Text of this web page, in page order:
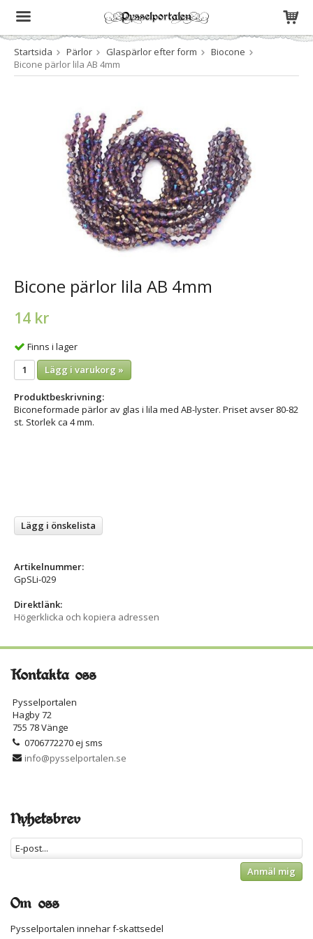
Produkten har blivit tillagd i varukorgen
Startsida Pärlor Glaspärlor efter form
Biocone
Bicone pärlor lila AB 4mm
Bicone pärlor lila AB 4mm
14 kr
Finns i lager
Lägg i varukorg »
Produktbeskrivning:
Biconeformade pärlor av glas i lila med AB-lyster. Priset avser 80-82
st. Storlek ca 4 mm.
Lägg i önskelista
Artikelnummer:
GpSLi-029
Direktlänk:
Högerklicka och kopiera adressen
Kontakta oss
Pysselportalen
Hagby 72
755 78 Vänge
0706772270 ej sms
info@pysselportalen.se
Nyhetsbrev
Anmäl mig
Om oss
Pysselportalen innehar f-skattsedel